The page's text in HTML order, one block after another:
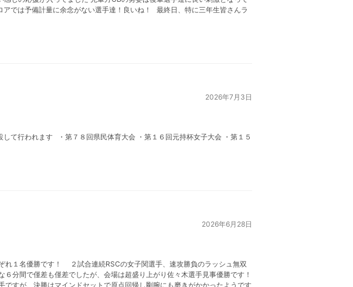
は予備計量に余念がない選手達！良いね！ 最終日、特に三年生皆さんラ
2026年7月3日
て行われます ・第７８回県民体育大会 ・第１６回元持杯女子大会 ・第１５
2026年6月28日
１名優勝です！ ２試合連続RSCの女子関選手、速攻勝負のラッシュ無双
分間で僅差も僅差でしたが、会場は超盛り上がり佐々木選手見事優勝です！
すが、決勝はマインドセットで原点回帰し剛腕にも磨きがかかったようです